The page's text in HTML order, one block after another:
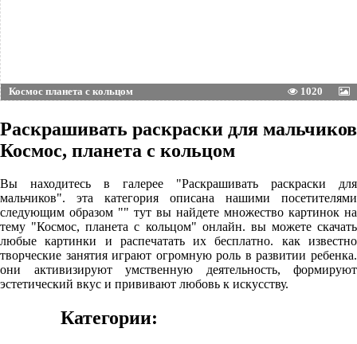
Космос планета с кольцом 1020
Раскрашивать раскраски для мальчиков
Космос, планета с кольцом
Вы находитесь в галерее "Раскрашивать раскраски для
мальчиков". эта категория описана нашими посетителями
следующим образом "" тут вы найдете множество картинок на
тему "Космос, планета с кольцом" онлайн. вы можете скачать
любые картинки и распечатать их бесплатно. как известно
творческие занятия играют огромную роль в развитии ребенка.
они активизируют умственную деятельность, формируют
эстетический вкус и прививают любовь к искусству.
Категории: